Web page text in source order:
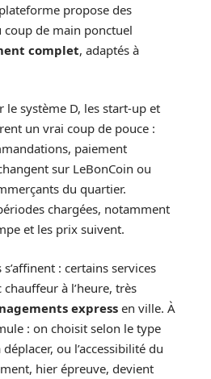
propose des
coup de main ponctuel
complet, adaptés à
le système D, les start-up et
un vrai coup de pouce :
paiement
sur LeBonCoin ou
du quartier.
chargées, notamment
et les prix suivent.
: certains services
à l’heure, très
express en ville. À
: on choisit selon le type
ou l’accessibilité du
hier épreuve, devient